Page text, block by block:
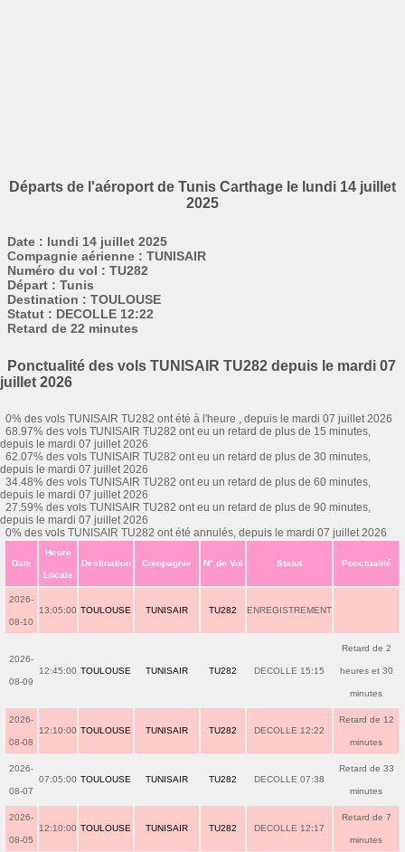
Départs de l'aéroport de Tunis Carthage le lundi 14 juillet
2025
Date : lundi 14 juillet 2025
Compagnie aérienne : TUNISAIR
Numéro du vol : TU282
Départ : Tunis
Destination : TOULOUSE
Statut : DECOLLE 12:22
Retard de 22 minutes
Ponctualité des vols TUNISAIR TU282 depuis le mardi 07
juillet 2026
0% des vols TUNISAIR TU282 ont été à l'heure , depuis le mardi 07 juillet 2026
68.97% des vols TUNISAIR TU282 ont eu un retard de plus de 15 minutes,
depuis le mardi 07 juillet 2026
62.07% des vols TUNISAIR TU282 ont eu un retard de plus de 30 minutes,
depuis le mardi 07 juillet 2026
34.48% des vols TUNISAIR TU282 ont eu un retard de plus de 60 minutes,
depuis le mardi 07 juillet 2026
27.59% des vols TUNISAIR TU282 ont eu un retard de plus de 90 minutes,
depuis le mardi 07 juillet 2026
0% des vols TUNISAIR TU282 ont été annulés, depuis le mardi 07 juillet 2026
Date
Heure
Locale
Destination Compagnie N° de Vol Statut Ponctualité
2026-
08-10
13:05:00 TOULOUSE TUNISAIR TU282 ENREGISTREMENT
2026-
08-09
12:45:00 TOULOUSE TUNISAIR TU282 DECOLLE 15:15
Retard de 2
heures et 30
minutes
2026-
08-08
12:10:00 TOULOUSE TUNISAIR TU282 DECOLLE 12:22
Retard de 12
minutes
2026-
08-07
07:05:00 TOULOUSE TUNISAIR TU282 DECOLLE 07:38
Retard de 33
minutes
2026-
08-05
12:10:00 TOULOUSE TUNISAIR TU282 DECOLLE 12:17
Retard de 7
minutes